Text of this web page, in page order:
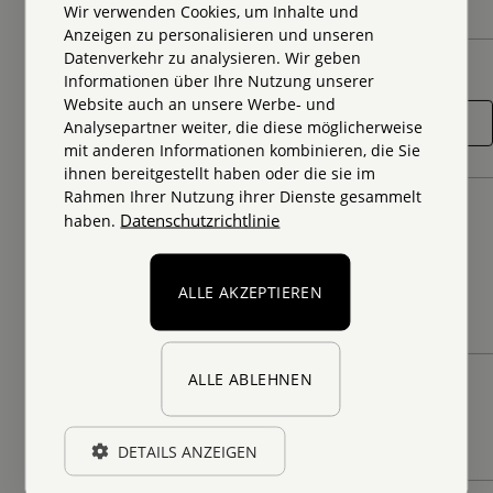
Suche
Status
Offen für Arbeit
Online Präsenz
Silke Frodeno
Als Architektin und Innenarchitektin in
Führungspositionen, kenne ich den
herausfordernden Alltag in diesen Rollen.
Zwischen Unternehmen und
Mitarbeitenden pass genau zu vermitteln,
und die eigenen Werte zu halten. Gesund
und erfolgreich zu bleiben.
Wertearbeit
Lösungsorientierung
Emotionale Intelligenz
Selbstwirksamkeit
Führungskräfteentwicklung
Offen für Arbeit
Cornelia Paul
& Expertin für intrinsiche Motivation
(MotivationsPotenzialAnalyse MPA & epp
emotional performance profile), Business-
Wir verwenden Cookies, um Inhalte und
Anzeigen zu personalisieren und unseren
Datenverkehr zu analysieren. Wir geben
Informationen über Ihre Nutzung unserer
Website auch an unsere Werbe- und
Analysepartner weiter, die diese möglicherweise
mit anderen Informationen kombinieren, die Sie
ihnen bereitgestellt haben oder die sie im
Rahmen Ihrer Nutzung ihrer Dienste gesammelt
haben. Datenschutzrichtlinie
ALLE AKZEPTIEREN
ALLE ABLEHNEN
DETAILS ANZEIGEN